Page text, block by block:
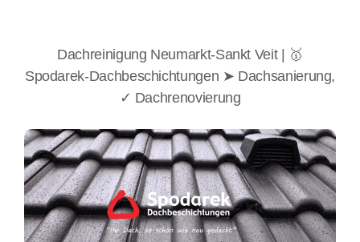
Dachreinigung Neumarkt-Sankt Veit | 🥇
Spodarek-Dachbeschichtungen ➤ Dachsanierung,
✓ Dachrenovierung